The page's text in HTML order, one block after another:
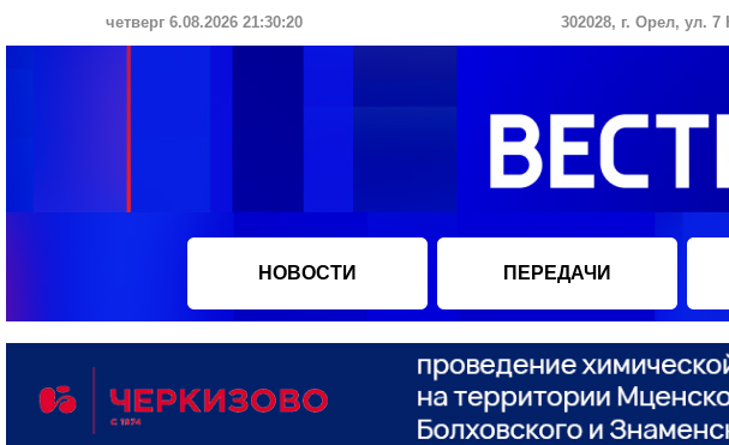
четверг 6.08.2026 21:30:21 302028, г. Орел, ул.
НОВОСТИ ПЕРЕДАЧИ